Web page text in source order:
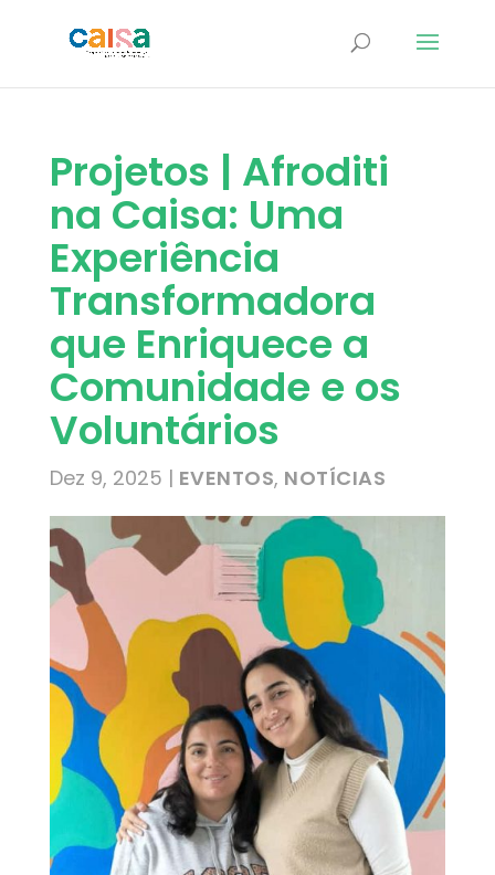
Projetos | Afroditi
na Caisa: Uma
Experiência
Transformadora
que Enriquece a
Comunidade e os
Voluntários
Dez 9, 2025 | EVENTOS, NOTÍCIAS